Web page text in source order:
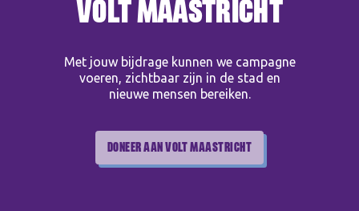
VOLT MAASTRICHT
Met jouw bijdrage kunnen we campagne
voeren, zichtbaar zijn in de stad en
nieuwe mensen bereiken.
DONEER AAN VOLT MAASTRICHT